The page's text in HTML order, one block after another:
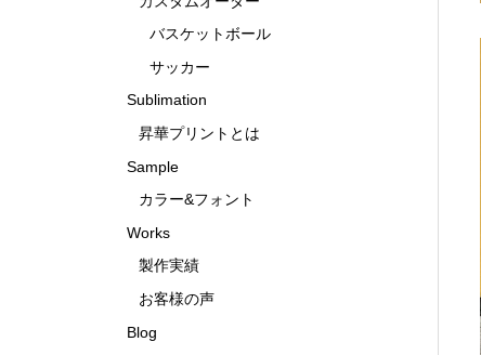
バスケットボール
サッカー
Sublimation
昇華プリントとは
Sample
カラー&フォント
Works
製作実績
お客様の声
Blog